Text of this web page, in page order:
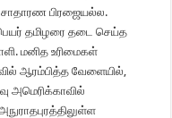
சாதாரண பிரஜையல்ல.
தமிழரை தடை செய்த
மனித உரிமைகள்
ஆரம்பித்த வேளையில்,
அமெரிக்காவில்